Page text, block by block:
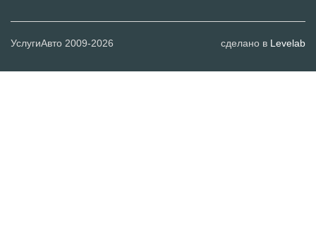
УслугиАвто 2009-2026 сделано в Levelab